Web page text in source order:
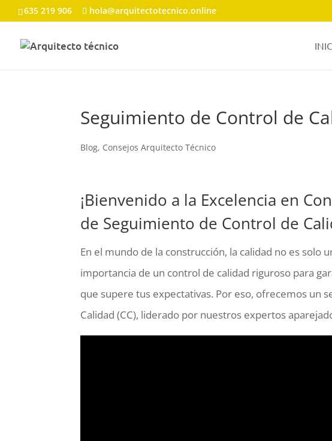
635 219 906 hola@arquitectotecnico.online
Seguimiento de Control de
Blog, Consejos Arquitecto Técnico
¡Bienvenido a la Excelencia en
de Seguimiento de Control de
En el mundo de la construcción, la calidad no es solo
importancia de un control de calidad riguroso para
que supere tus expectativas. Por eso, ofrecemos un
Calidad (CC), liderado por nuestros expertos